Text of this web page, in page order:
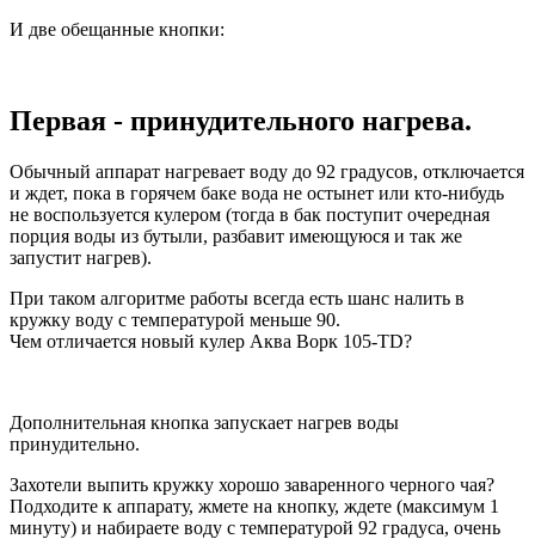
И две обещанные кнопки:
Первая - принудительного нагрева.
Обычный аппарат нагревает воду до 92 градусов, отключается
и ждет, пока в горячем баке вода не остынет или кто-нибудь
не воспользуется кулером (тогда в бак поступит очередная
порция воды из бутыли, разбавит имеющуюся и так же
запустит нагрев).
При таком алгоритме работы всегда есть шанс налить в
кружку воду с температурой меньше 90.
Чем отличается новый кулер Аква Ворк 105-TD?
Дополнительная кнопка запускает нагрев воды
принудительно.
Захотели выпить кружку хорошо заваренного черного чая?
Подходите к аппарату, жмете на кнопку, ждете (максимум 1
минуту) и набираете воду с температурой 92 градуса, очень